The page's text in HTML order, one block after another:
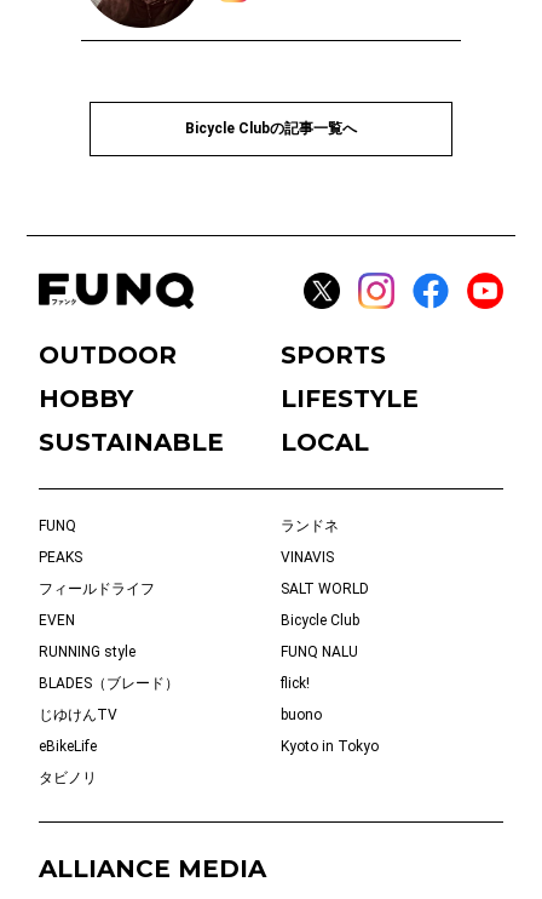
Bicycle Clubの記事一覧へ
OUTDOOR
SPORTS
HOBBY
LIFESTYLE
SUSTAINABLE
LOCAL
FUNQ
ランドネ
PEAKS
VINAVIS
フィールドライフ
SALT WORLD
EVEN
Bicycle Club
RUNNING style
FUNQ NALU
BLADES（ブレード）
flick!
じゆけんTV
buono
eBikeLife
Kyoto in Tokyo
タビノリ
ALLIANCE MEDIA